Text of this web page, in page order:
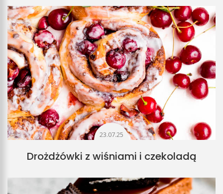
23.07.25
Drożdżówki z wiśniami i czekoladą